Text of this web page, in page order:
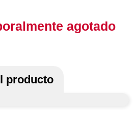
agotado
producto